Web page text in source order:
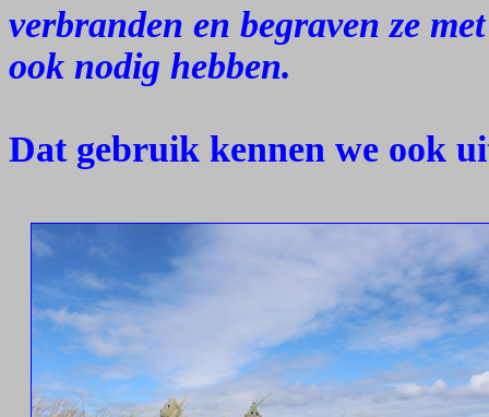
verbranden en begraven ze
ook nodig hebben.
Dat gebruik kennen we ook